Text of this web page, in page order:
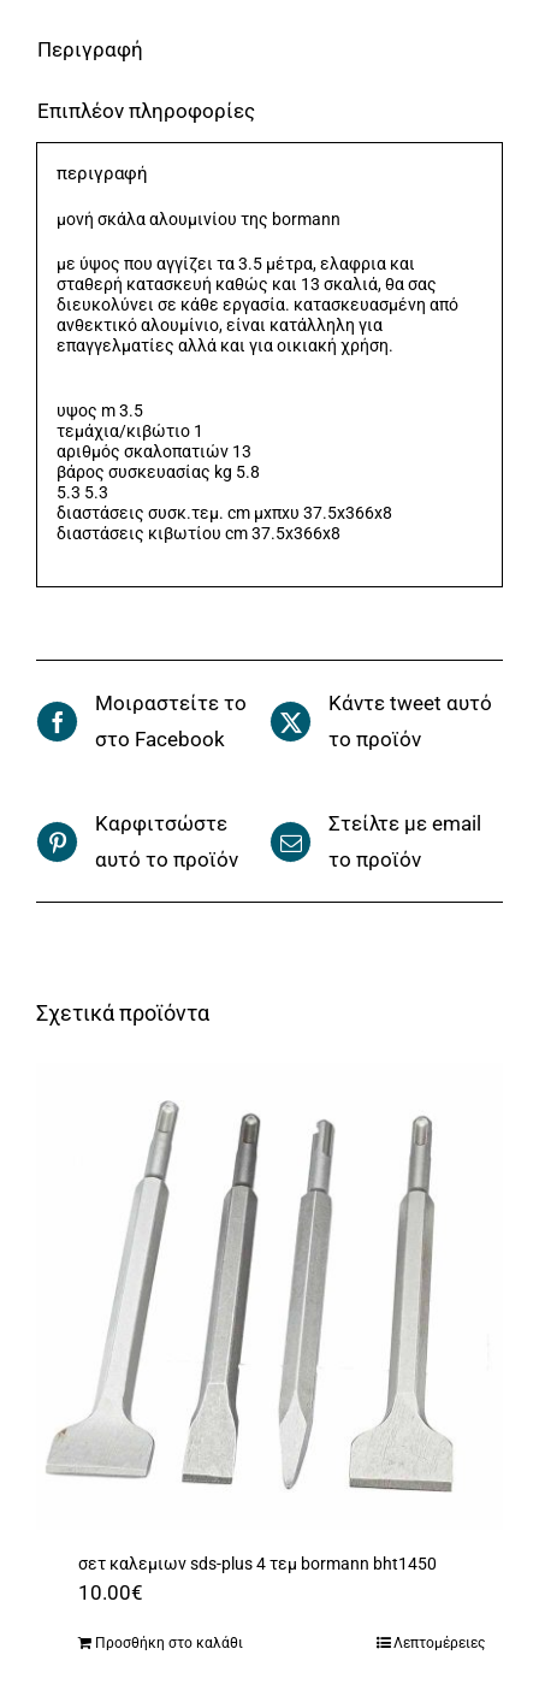
Περιγραφή
Επιπλέον πληροφορίες
περιγραφή
μονή σκάλα αλουμινίου της bormann
με ύψος που αγγίζει τα 3.5 μέτρα, ελαφρια και
σταθερή κατασκευή καθώς και 13 σκαλιά, θα σας
διευκολύνει σε κάθε εργασία. κατασκευασμένη από
ανθεκτικό αλουμίνιο, είναι κατάλληλη για
επαγγελματίες αλλά και για οικιακή χρήση.
υψος m 3.5
τεμάχια/κιβώτιο 1
αριθμός σκαλοπατιών 13
βάρος συσκευασίας kg 5.8
5.3 5.3
διαστάσεις συσκ.τεμ. cm μxπxυ 37.5x366x8
διαστάσεις κιβωτίου cm 37.5x366x8
Μοιραστείτε το
στο Facebook
Κάντε tweet αυτό
το προϊόν
Καρφιτσώστε
αυτό το προϊόν
Στείλτε με email
το προϊόν
Σχετικά προϊόντα
σετ καλεμιων sds-plus 4 τεμ bormann bht1450
10.00€
Προσθήκη στο καλάθι Λεπτομέρειες